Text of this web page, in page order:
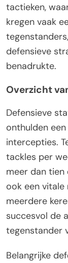
tactieken,
kregen vaak
defensieve
benadrukte.
Overzicht
Defensieve
onthulden
intercepties.
tackles per
meer dan
ook een
meerdere
succesvol de
tegenstander
Belangrijke